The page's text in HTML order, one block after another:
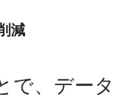
減
で、データ